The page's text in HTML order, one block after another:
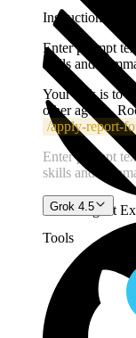
Linear Agent
Instructions
Enter prompt
skills and
Your task is to
other agents.
/apply-report-
Enter prompt
skills and
Grok 4.5
Tools